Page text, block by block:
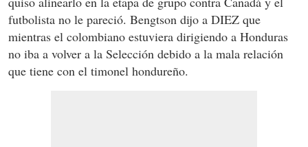
futbolista no le pareció. Bengtson dijo a DIEZ que
mientras el colombiano estuviera dirigiendo a Honduras
no iba a volver a la Selección debido a la mala relación
que tiene con el timonel hondureño.